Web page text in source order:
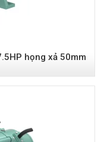
họng xả 50mm